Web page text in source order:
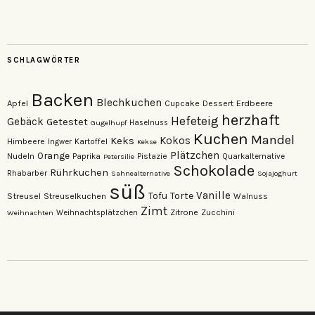
SCHLAGWÖRTER
Apfel Backen Blechkuchen Cupcake Dessert Erdbeere
Gebäck Getestet Gugelhupf Haselnuss Hefeteig herzhaft
Himbeere Ingwer Kartoffel Keks Kekse Kokos Kuchen Mandel
Nudeln Orange Paprika Petersilie Pistazie Plätzchen Quarkalternative
Rhabarber Rührkuchen Sahnealternative Schokolade Sojajoghurt
Streusel Streuselkuchen süß Tofu Torte Vanille Walnuss
Weihnachten Weihnachtsplätzchen Zimt Zitrone Zucchini